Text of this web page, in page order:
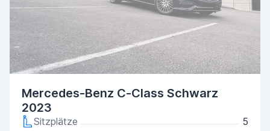
Mercedes-Benz C-Class Schwarz
2023
Sitzplätze
5